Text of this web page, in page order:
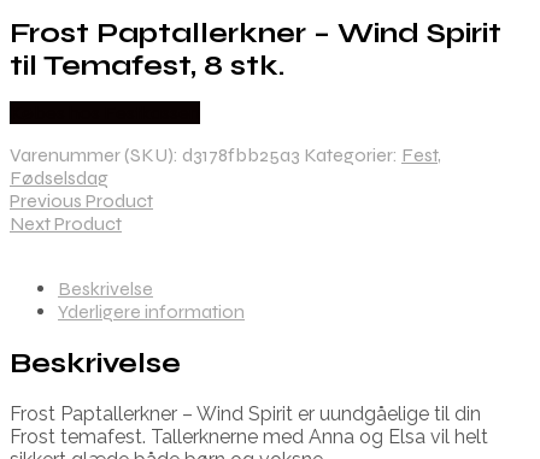
Frost Paptallerkner – Wind Spirit
til Temafest, 8 stk.
Varenummer (SKU): d3178fbb25a3 Kategorier: Fest,
Fødselsdag
Previous Product
Next Product
Beskrivelse
Yderligere information
Beskrivelse
Frost Paptallerkner – Wind Spirit er uundgåelige til din
Frost temafest. Tallerknerne med Anna og Elsa vil helt